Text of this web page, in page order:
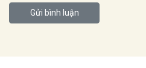
Gửi bình luận